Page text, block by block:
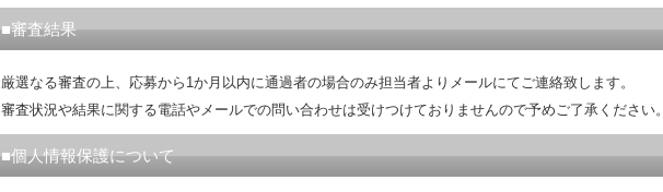
■審査結果
厳選なる審査の上、応募から1か月以内に通過者の場合のみ担当者よりメールにてご連絡致します。
審査状況や結果に関する電話やメールでの問い合わせは受けつけておりませんので予めご了承ください。
■個人情報保護について